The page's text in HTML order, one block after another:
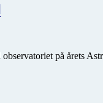
på årets